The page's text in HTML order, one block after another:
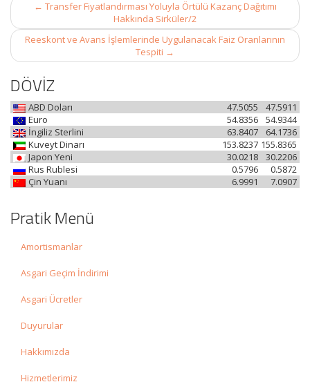
navigation
← Transfer Fiyatlandırması Yoluyla Örtülü Kazanç Dağıtımı
Hakkında Sirküler/2
Reeskont ve Avans İşlemlerinde Uygulanacak Faiz Oranlarının
Tespiti →
DÖVİZ
ABD Doları 47.5911
47.5055
Euro
54.9344
54.8356
İngiliz Sterlini
64.1736
63.8407
Kuveyt Dinarı
155.8365
153.8237
Japon Yeni
30.2206
30.0218
Rus Rublesi
0.5872
0.5796
Çin Yuanı
7.0907
6.9991
Pratik Menü
Amortismanlar
Asgari Geçim İndirimi
Asgari Ücretler
Duyurular
Hakkımızda
Hizmetlerimiz